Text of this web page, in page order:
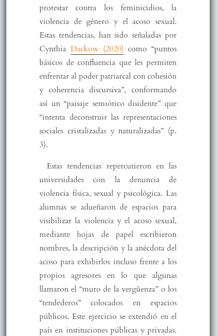
protestar contra los feminicidios, la
violencia de género y el acoso sexual.
Estas tendencias, han sido señaladas por
Cynthia Dackow (2020) como “puntos
básicos de confluencia que les permiten
enfrentar al poder patriarcal con cohesión
y coherencia discursiva”, conformando
así un “paisaje semiótico disidente” que
“intenta deconstruir las representaciones
sociales cristalizadas y naturalizadas” (p.
3).
Estas tendencias repercutieron en las
universidades con la denuncia de
violencia física, sexual y psicológica. Las
alumnas se adueñaron de espacios para
visibilizar la violencia y el acoso sexual,
mediante hojas de papel escribieron
nombres, la descripción y la anécdota del
acoso para exhibirlos incluso frente a los
propios agresores en lo que algunas
llamaron el “muro de la vergüenza” o los
“tendederos” colocados en espacios
públicos. Este ejercicio se extendió en el
país en instituciones públicas y privadas.